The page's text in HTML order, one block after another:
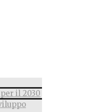
il 2030